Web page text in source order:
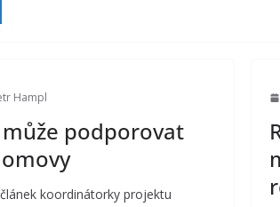
Hampl
může podporovat
koordinátorky projektu